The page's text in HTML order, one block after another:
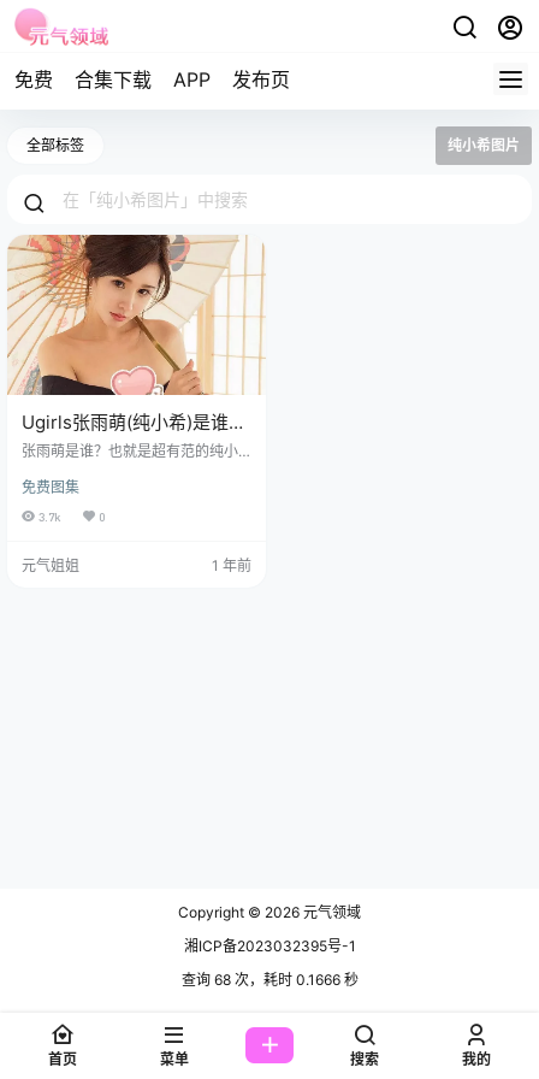
免费 合集下载 APP 发布页
全部标签 纯小希图片
Ugirls张雨萌(纯小希)是谁?
No.1002期摄影作品赏析
张雨萌是谁？也就是超有范的纯小
2 月 2 日在山东那片热情的土地上诞
生，打小儿就出落得水灵灵的，长
厘米的高挑个头，体重才 48 公斤，
免费图集
3.7k 0
元气姐姐 1 年前
Copyright © 2026 元气领域
湘ICP备2023032395号-1
查询 68 次，耗时 0.1666 秒
首页 菜单 搜索 我的